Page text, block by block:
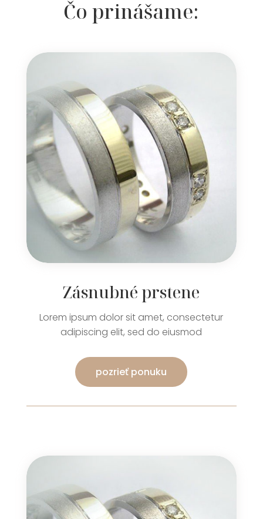
Čo prinášame:
Zásnubné prstene
Lorem ipsum dolor sit amet, consectetur
adipiscing elit, sed do eiusmod
pozrieť ponuku